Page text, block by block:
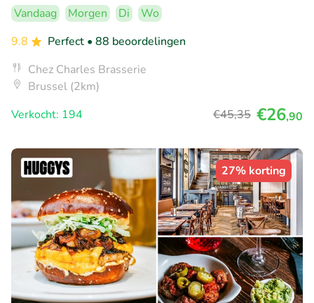
Vandaag Morgen Di
Wo
9.8
Perfect • 88 beoordelingen
Chez Charles Brasserie
Brussel (2km)
Verkocht: 194
€45,35 €26,90
27% korting